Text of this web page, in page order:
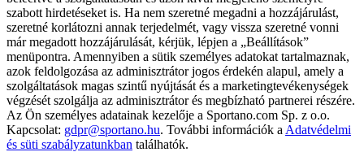
szabott hirdetéseket is. Ha nem szeretné megadni a hozzájárulást,
szeretné korlátozni annak terjedelmét, vagy vissza szeretné vonni
már megadott hozzájárulását, kérjük, lépjen a „Beállítások”
menüpontra. Amennyiben a sütik személyes adatokat tartalmaznak,
azok feldolgozása az adminisztrátor jogos érdekén alapul, amely a
szolgáltatások magas szintű nyújtását és a marketingtevékenységek
végzését szolgálja az adminisztrátor és megbízható partnerei részére.
Az Ön személyes adatainak kezelője a Sportano.com Sp. z o.o.
Kapcsolat: gdpr@sportano.hu. További információk a Adatvédelmi
és süti szabályzatunkban találhatók.